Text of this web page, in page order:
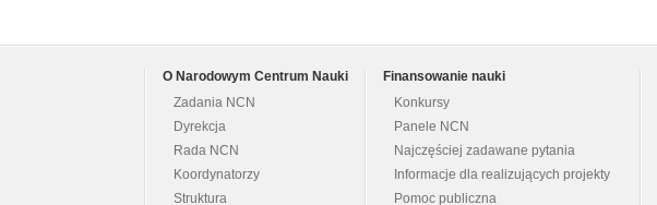
O Narodowym Centrum Nauki
Zadania NCN
Dyrekcja
Rada NCN
Koordynatorzy
Struktura
Finansowanie nauki
Konkursy
Panele NCN
Najczęściej zadawane pytania
Informacje dla realizujących projekty
Pomoc publiczna